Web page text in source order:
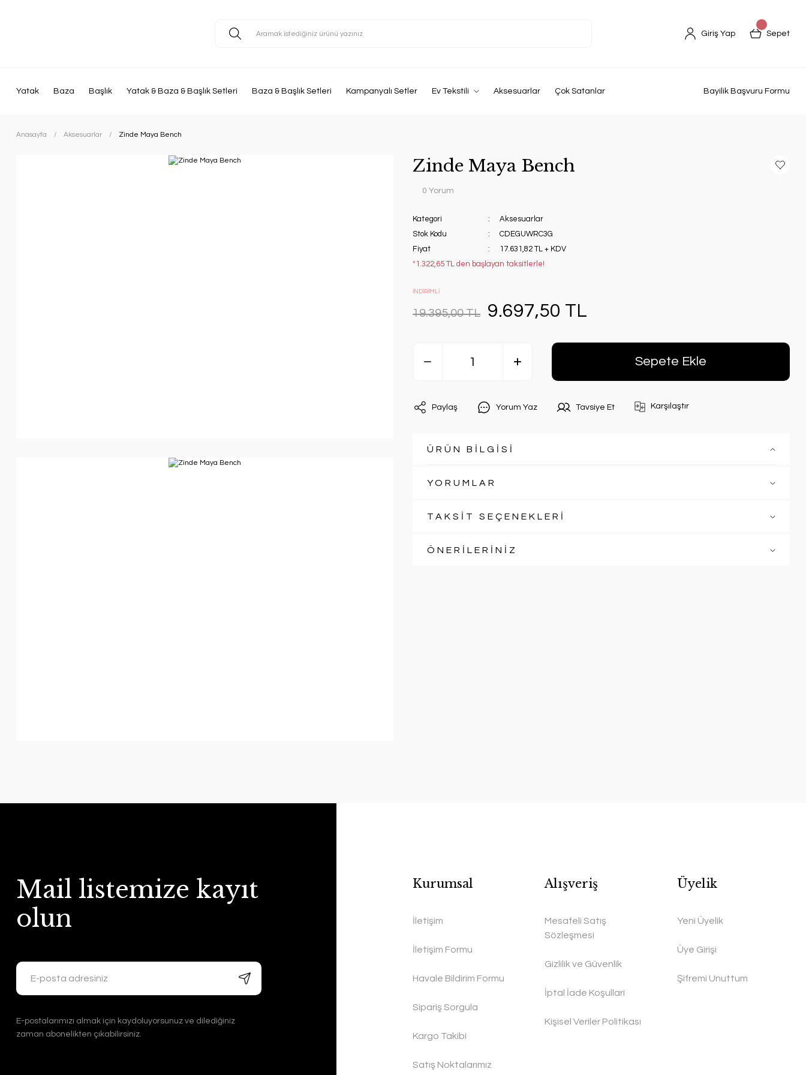
Giriş Yap Sepet
Yatak Baza Başlık Yatak & Baza & Başlık Setleri Baza & Başlık Setleri Kampanyalı Setler Ev Tekstili Aksesuarlar Çok Satanlar Bayilik Başvuru Formu
Anasayfa Aksesuarlar Zinde Maya Bench
Zinde Maya Bench
0 Yorum
Kategori
Aksesuarlar
Stok Kodu
CDEGUWRC3G
Fiyat
17.631,82 TL + KDV
*1.322,65 TL den başlayan taksitlerle!
İNDİRİMLİ
19.395,00 TL 9.697,50 TL
Sepete Ekle
Paylaş Yorum Yaz Tavsiye Et Karşılaştır
ÜRÜN BİLGİSİ
YORUMLAR
TAKSİT SEÇENEKLERİ
ÖNERİLERİNİZ
Mail listemize kayıt
olun
E-postalarımızı almak için kaydoluyorsunuz ve dilediğiniz
zaman abonelikten çıkabilirsiniz.
Kurumsal
İletişim
İletişim Formu
Havale Bildirim Formu
Sipariş Sorgula
Kargo Takibi
Satış Noktalarımız
Alışveriş
Mesafeli Satış
Sözleşmesi
Gizlilik ve Güvenlik
İptal İade Koşullari
Kişisel Veriler Politikası
Üyelik
Yeni Üyelik
Üye Girişi
Şifremi Unuttum